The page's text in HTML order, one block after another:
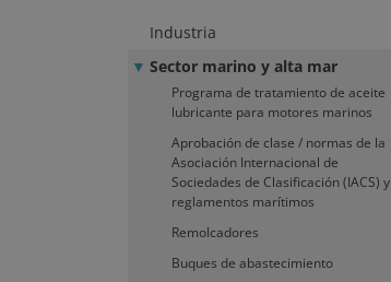
Industria
Sector marino y alta mar
Programa de tratamiento de aceite
lubricante para motores marinos
Aprobación de clase / normas de la
Asociación Internacional de
Sociedades de Clasificación (IACS) y
reglamentos marítimos
Remolcadores
Buques de abastecimiento